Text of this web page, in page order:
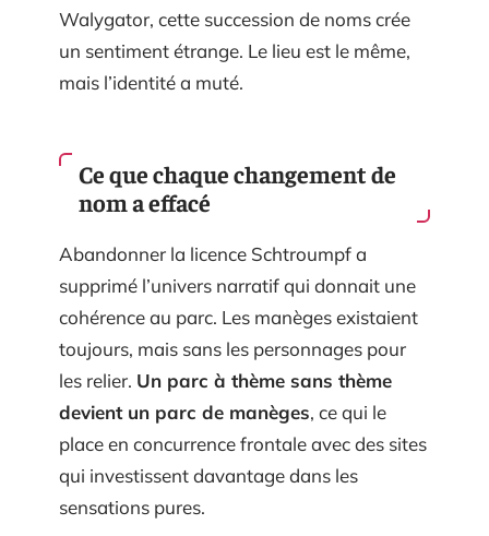
Walygator, cette succession de noms crée
un sentiment étrange. Le lieu est le même,
mais l’identité a muté.
Ce que chaque changement de
nom a effacé
Abandonner la licence Schtroumpf a
supprimé l’univers narratif qui donnait une
cohérence au parc. Les manèges existaient
toujours, mais sans les personnages pour
les relier. Un parc à thème sans thème
devient un parc de manèges, ce qui le
place en concurrence frontale avec des sites
qui investissent davantage dans les
sensations pures.